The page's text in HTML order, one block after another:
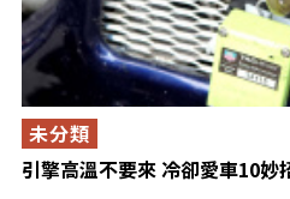
引擎高溫不要來 冷卻愛車10妙
未分類